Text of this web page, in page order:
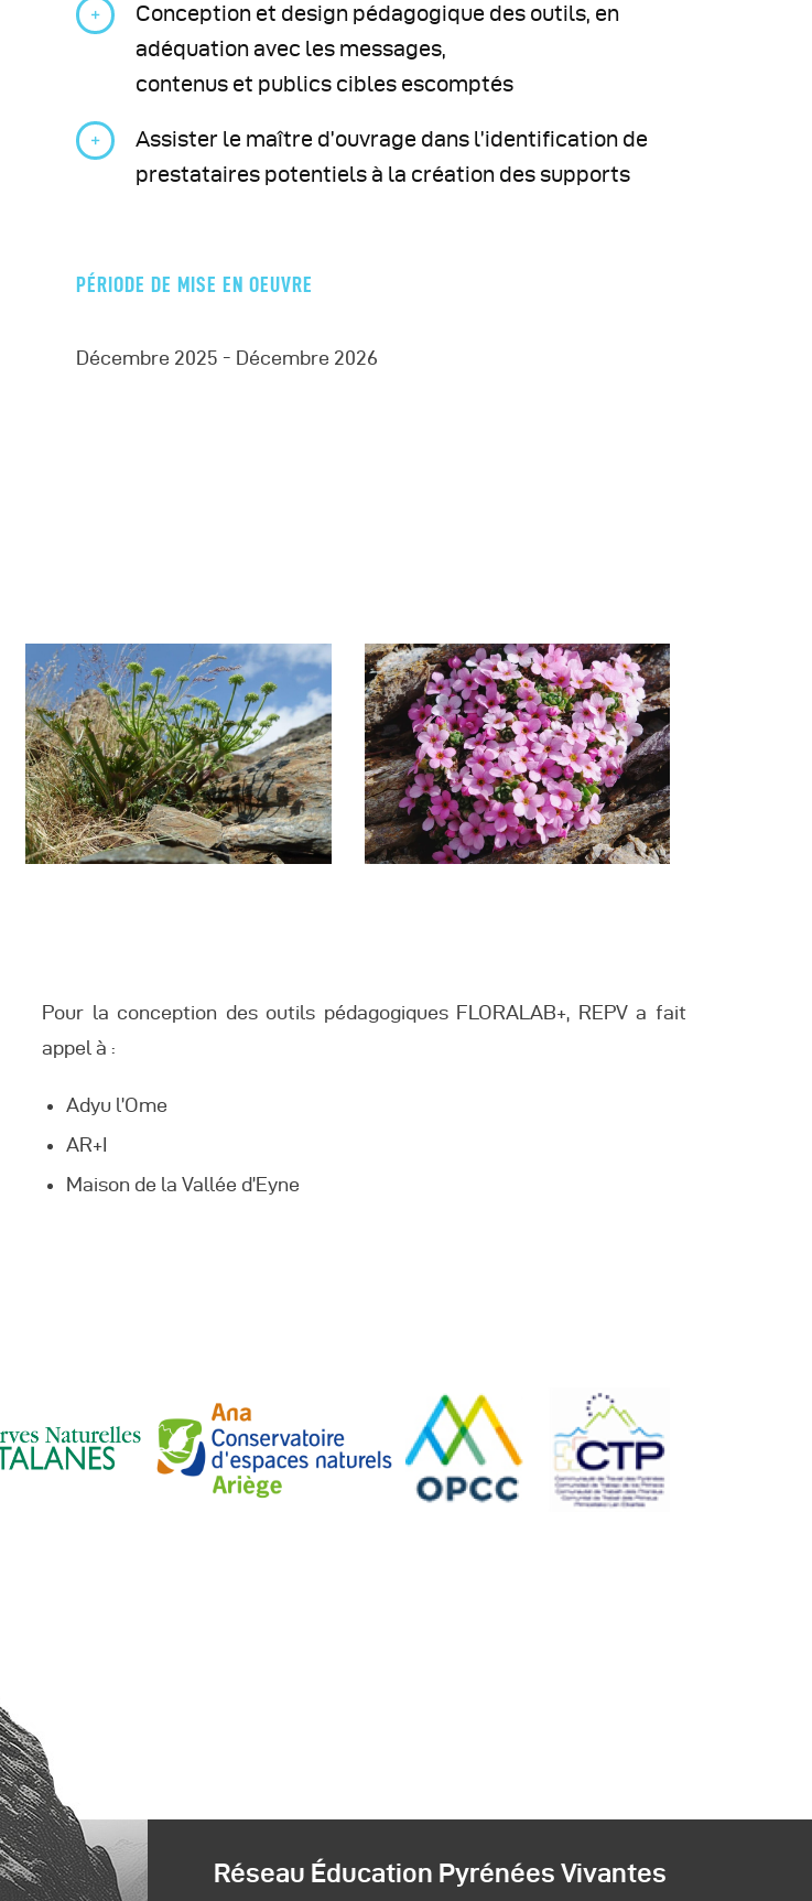
Conception et design pédagogique des outils, en
adéquation avec les messages,
contenus et publics cibles escomptés
Assister le maître d’ouvrage dans l’identification de
prestataires potentiels à la création des supports
PÉRIODE DE MISE EN OEUVRE
Décembre 2025 - Décembre 2026
Pour la conception des outils pédagogiques FLORALAB+, REPV a fait
appel à :
Adyu l’Ome
AR+I
Maison de la Vallée d’Eyne
Réseau Éducation Pyrénées Vivantes